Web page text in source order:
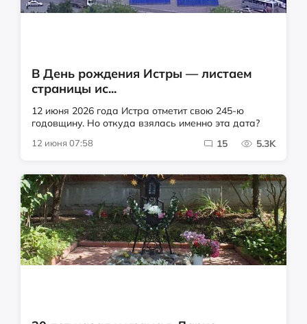
В День рождения Истры — листаем
страницы ис...
12 июня 2026 года Истра отметит свою 245-ю
годовщину. Но откуда взялась именно эта дата?
12 июня 07:58 15 5.3K